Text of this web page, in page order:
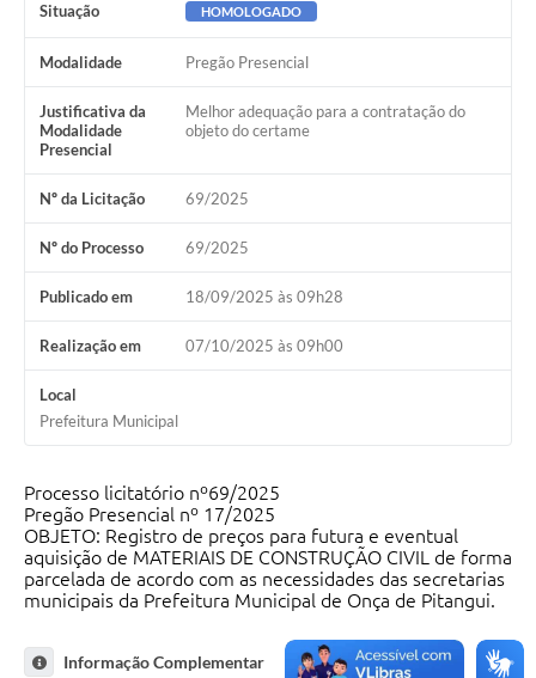
Situação HOMOLOGADO
Modalidade Pregão Presencial
Justificativa da
Modalidade
Presencial
Melhor adequação para a contratação do
objeto do certame
Nº da Licitação 69/2025
Nº do Processo 69/2025
Publicado em 18/09/2025 às 09h28
Realização em 07/10/2025 às 09h00
Local
Prefeitura Municipal
Processo licitatório nº69/2025
Pregão Presencial nº 17/2025
OBJETO: Registro de preços para futura e eventual
aquisição de MATERIAIS DE CONSTRUÇÃO CIVIL de forma
parcelada de acordo com as necessidades das secretarias
municipais da Prefeitura Municipal de Onça de Pitangui.
Informação Complementar